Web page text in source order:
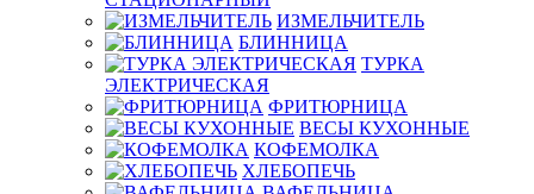
ИЗМЕЛЬЧИТЕЛЬ
БЛИННИЦА
ТУРКА
ЭЛЕКТРИЧЕСКАЯ
ФРИТЮРНИЦА
ВЕСЫ КУХОННЫЕ
КОФЕМОЛКА
ХЛЕБОПЕЧЬ